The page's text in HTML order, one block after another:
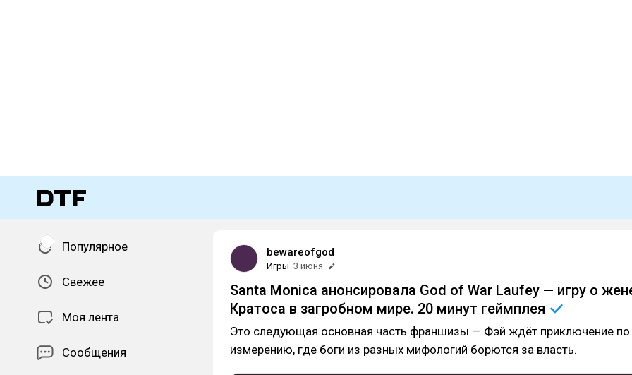
Популярное
Свежее
Моя лента
Сообщения
bewareofgod
Игры 3 июня
Santa Monica анонсировала God of War Laufey — игру о
Кратоса в загробном мире. 20 минут геймплея
Это следующая основная часть франшизы — Фэй ждёт приключение по
измерению, где боги из разных мифологий борются за власть.